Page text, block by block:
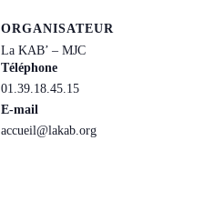
ORGANISATEUR
La KAB’ – MJC
Téléphone
01.39.18.45.15
E-mail
accueil@lakab.org